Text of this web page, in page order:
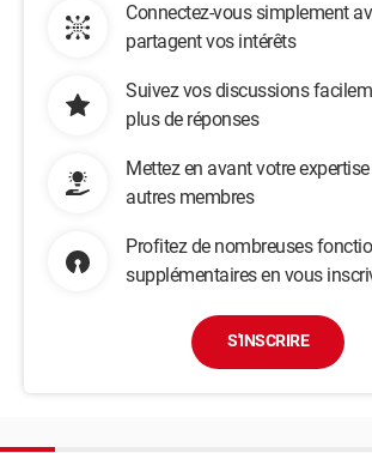
Connectez-vous simplement
partagent vos intérêts
Suivez vos discussions
plus de réponses
Mettez en avant votre
autres membres
Profitez de nombreuses
supplémentaires en vous
S'INSCRIRE